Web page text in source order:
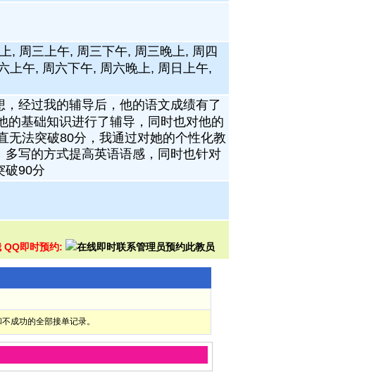
, 周三上午, 周三下午, 周三晚上, 周四
上午, 周六下午, 周六晚上, 周日上午,
经过我的辅导后，他的语文成绩有了
的基础知识进行了辅导，同时也对他的
无法突破80分，我通过对她的个性化教
写的方式提高英语语感，同时也针对
破90分
QQ即时预约:
成功的全部接单记录。